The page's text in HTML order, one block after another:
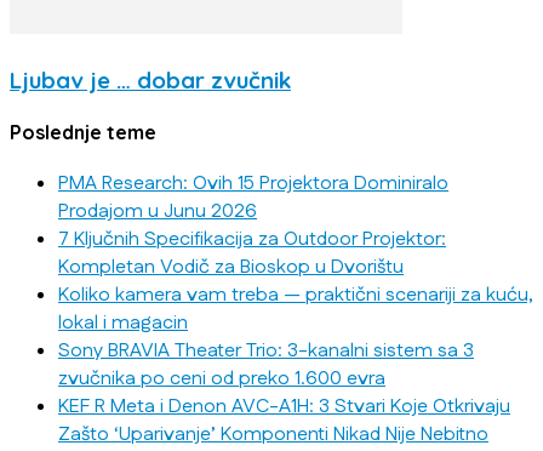
Ljubav je … dobar zvučnik
Poslednje teme
PMA Research: Ovih 15 Projektora Dominiralo
Prodajom u Junu 2026
7 Ključnih Specifikacija za Outdoor Projektor:
Kompletan Vodič za Bioskop u Dvorištu
Koliko kamera vam treba — praktični scenariji za kuću,
lokal i magacin
Sony BRAVIA Theater Trio: 3-kanalni sistem sa 3
zvučnika po ceni od preko 1.600 evra
KEF R Meta i Denon AVC-A1H: 3 Stvari Koje Otkrivaju
Zašto ‘Uparivanje’ Komponenti Nikad Nije Nebitno